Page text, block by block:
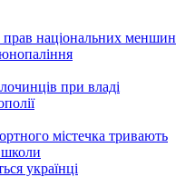
прав національних меншин
при владі
містечка тривають
школи
українці